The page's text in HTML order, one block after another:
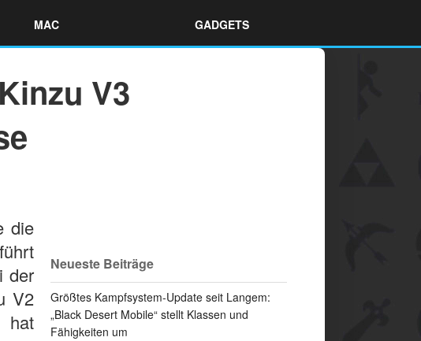
MAC GADGETS
V3
die
der
V2
hat
Neueste Beiträge
Größtes Kampfsystem-Update seit Langem:
„Black Desert Mobile“ stellt Klassen und
Fähigkeiten um